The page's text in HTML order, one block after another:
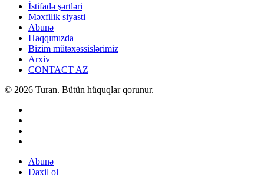
İstifadə şərtləri
Məxfilik siyasti
Abunə
Haqqımızda
Bizim mütəxəssislərimiz
Arxiv
CONTACT AZ
© 2026 Turan. Bütün hüquqlar qorunur.
Abunə
Daxil ol